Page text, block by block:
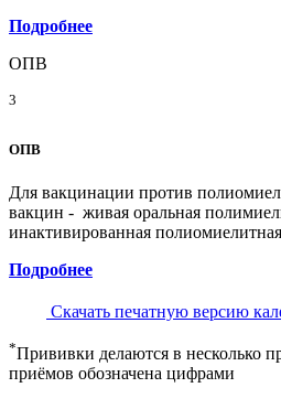
Подробнее
ОПВ
3
ОПВ
Для вакцинации против
вакцин - живая оральная
инактивированная
Подробнее
Скачать печатную версию
*Прививки делаются в несколько
приёмов обозначена цифрами